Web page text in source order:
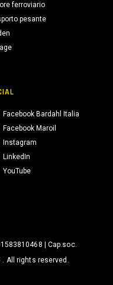
ferroviario
pesante
Facebook Bardahl Italia
Facebook Maroil
Instagram
LinkedIn
YouTube
| Cap.soc.
. All rights reserved.